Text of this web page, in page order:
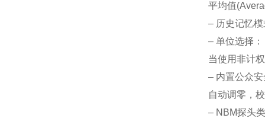
平均值
– 历史记忆
– 单位选择：
当使用非计
– 内置公众
自动调零，
– NBM探头